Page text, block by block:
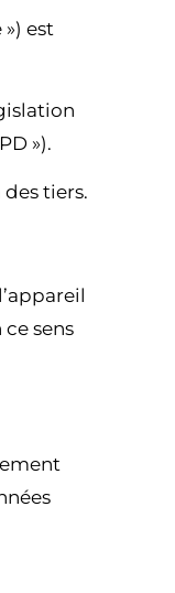
est
»).
tiers.
sens